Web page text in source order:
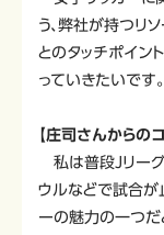
う、弊社が持つリ
とのタッチポイン
っていきたいです。
【庄司さんからのコ
私は普段Jリーグ
ウルなどで試合が
ーの魅力の一つだ